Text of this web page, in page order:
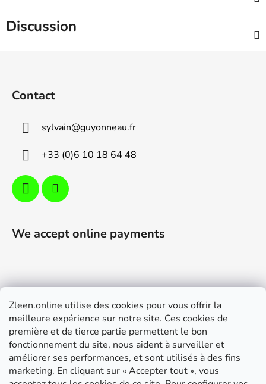
Zleen.online utilise des cookies pour vous offrir la
meilleure expérience sur notre site. Ces cookies de
première et de tierce partie permettent le bon
fonctionnement du site, nous aident à surveiller et
améliorer ses performances, et sont utilisés à des fins
marketing. En cliquant sur « Accepter tout », vous
Discussion
Contact
sylvain@guyonneau.fr
+33 (0)6 10 18 64 48
We accept online payments
Support
Modalités de livraison et paiement
Conditions générales de ventes
RGPD